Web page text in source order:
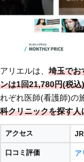
アリエルは、 埼玉でお
ンは1回21,780円(税
れぞれ医師(看護師)の
科クリニックを探す人
アクセス
口コミ評価 ア